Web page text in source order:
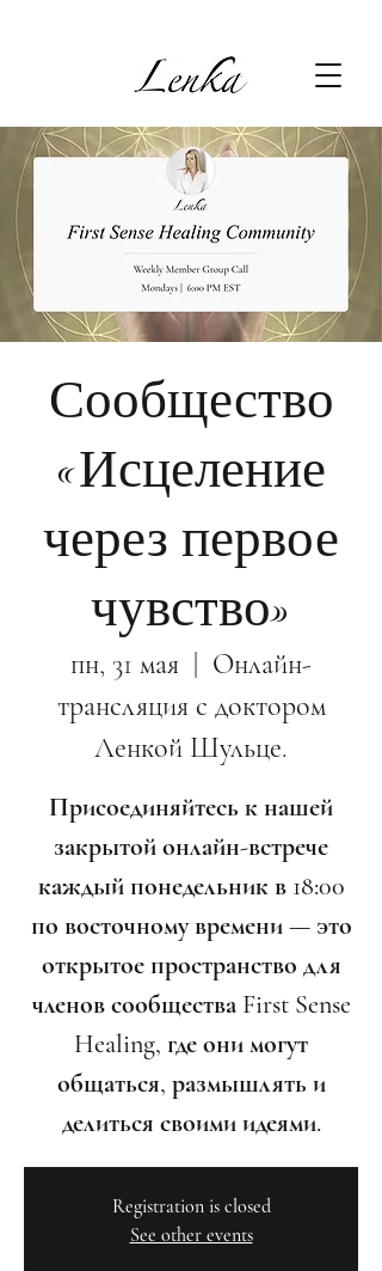
Сообщество
«Исцеление
через первое
чувство»
пн, 31 мая
Онлайн-
трансляция с доктором
Ленкой Шульце.
Присоединяйтесь к нашей
закрытой онлайн-встрече
каждый понедельник в 18:00
по восточному времени — это
открытое пространство для
членов сообщества First Sense
Healing, где они могут
общаться, размышлять и
делиться своими идеями.
Registration is closed
See other events